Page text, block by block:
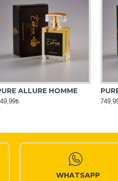
ALLURE HOMME
1.050,00₺
WHATSAPP